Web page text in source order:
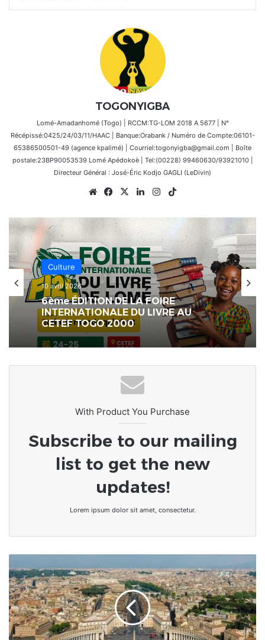
TOGONYIGBA
Lomé-Amadanhomé (Togo) | RCCM:TG-LOM 2018 A 5677 | N°
Récépissé:0425/24/03/11/HAAC | Banque:Orabank / Numéro de Compte:06101-
65386500501-49 (agence kpalimé) | Courriel:togonyigba@gmail.com | Boîte
postale:23BP90053539 Lomé Apédokoè | Tel:(00228) 99460630/93921010 |
Directeur Général : José-Éric Kodjo GAGLI (LeDivin)
WebsiteFacebook
X LinkedinInstagram
Culture
10 avril 2026
6ème ÉDITION DE LA FOIRE
INTERNATIONALE DU LIVRE AU
Échos des Écoles
25 février 2026
[LeCoupDeGuelle] Un enseignant ne
se limite pas à instruire des élèves ;
il façonne toute une génération…
With Product You Purchase
Subscribe to our mailing
list to get the new
updates!
Lorem ipsum dolor sit amet, consectetur.
sont
les
nationalités
les
plus
difficiles